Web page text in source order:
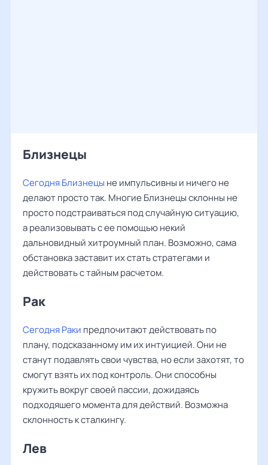
Близнецы
Сегодня Близнецы не импульсивны и ничего не
делают просто так. Многие Близнецы склонны не
просто подстраиваться под случайную ситуацию,
а реализовывать с ее помощью некий
дальновидный хитроумный план. Возможно, сама
обстановка заставит их стать стратегами и
действовать с тайным расчетом.
Рак ‌‌
Сегодня Раки предпочитают действовать по
плану, подсказанному им их интуицией. Они не
станут подавлять свои чувства, но если захотят, то
смогут взять их под контроль. Они способны
кружить вокруг своей пассии, дожидаясь
подходяшего момента для действий. Возможна
склонность к сталкингу.
Лев ‌‌